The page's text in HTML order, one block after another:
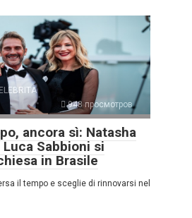
948 просмотров
ancora sì: Natasha
Sabbioni si
in Brasile
il tempo e sceglie di rinnovarsi nel